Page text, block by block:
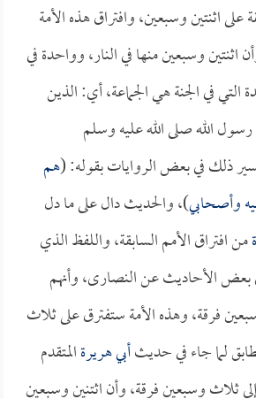
على اثنتين وسبعين، وافتراق هذه الأمة
وسبعين منها في النار، وواحدة في
التي في الجنة هي الجماعة، أي: الذين
رسول الله صلى الله عليه وسلم
ذلك في بعض الروايات بقوله: (هم
وأصحابي)، والحديث دال على ما دل
من افتراق الأمم السابقة، واللفظ الذي
الأحاديث عن النصارى، وأنهم
فرقة، وهذه الأمة ستفترق على ثلاث
لما جاء في حديثأبي هريرةالمتقدم
ثلاث وسبعين فرقة، وأن اثتنين وسبعين